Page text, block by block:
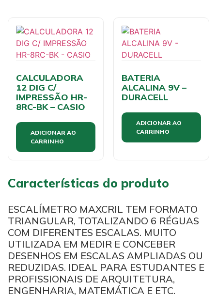
CALCULADORA
12 DIG C/
IMPRESSÃO HR-
8RC-BK – CASIO
ADICIONAR AO
CARRINHO
BATERIA
ALCALINA 9V –
DURACELL
ADICIONAR AO
CARRINHO
Características do produto
ESCALÍMETRO MAXCRIL TEM FORMATO
TRIANGULAR, TOTALIZANDO 6 RÉGUAS
COM DIFERENTES ESCALAS. MUITO
UTILIZADA EM MEDIR E CONCEBER
DESENHOS EM ESCALAS AMPLIADAS OU
REDUZIDAS. IDEAL PARA ESTUDANTES E
PROFISSIONAIS DE ARQUITETURA,
ENGENHARIA, MATEMÁTICA E ETC.